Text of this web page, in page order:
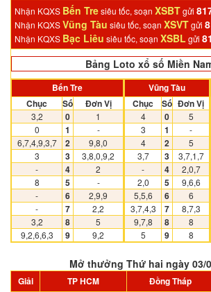
Nhận KQXS Bến Tresiêu tốc, soạn XSBTgửi
Nhận KQXSVũng Tàu siêu tốc, soạn XSVTgửi
Nhận KQXS Bạc Liêu siêu tốc, soạn XSBL gửi
Bảng Loto xổ số Miền
Bến Tre
Chục
Số Đơn Vị
3,2 0
1
0
1
-
6,7,4,9,3,7
2
9,8,0
3
3
3,8,0,9,2
-
4
2
8
5
-
-
6
2,9,9
-
7
2,2
3,2
8
5
9,2,6,6,3
9 9,2
Vũng Tàu
Chục
Số Đơn Vị
4 0
5
3
1
-
4
2
5
3,7
3
3,7,1,7
-
4
2,0,7
2,0
5
9,6,6
5,5,6
6
6
3,7,4,3
7
8,7,3
9,7,8
8
8
5
9 8
Mở thưởng Thứ hai ngày 03/
Giải TP HCM Đồng Tháp